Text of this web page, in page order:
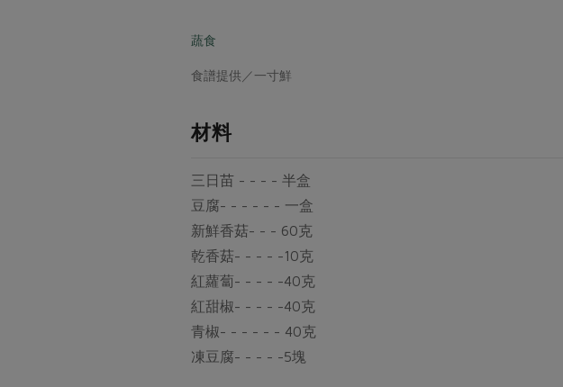
蔬食
食譜提供／一寸鮮
材料
三日苗 - - - - 半盒
豆腐- - - - - - 一盒
新鮮香菇- - - 60克
乾香菇- - - - -10克
紅蘿蔔- - - - -40克
紅甜椒- - - - -40克
青椒- - - - - - 40克
凍豆腐- - - - -5塊